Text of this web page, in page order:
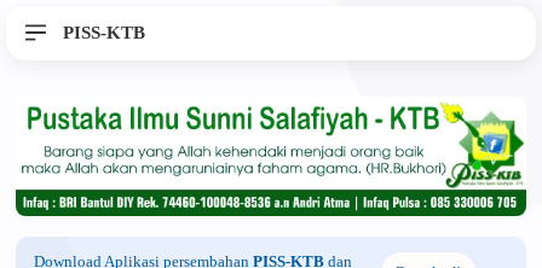
PISS-KTB
Download Aplikasi persembahan PISS-KTB dan